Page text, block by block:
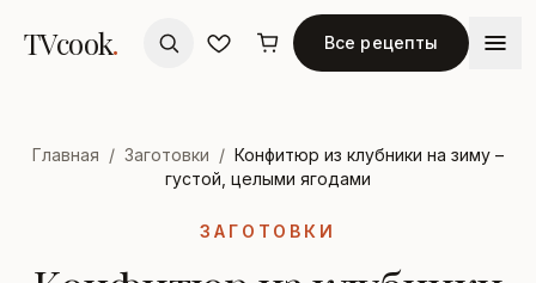
TVcook. Все рецепты
Главная / Заготовки / Конфитюр из клубники на зиму –
густой, целыми ягодами
ЗАГОТОВКИ